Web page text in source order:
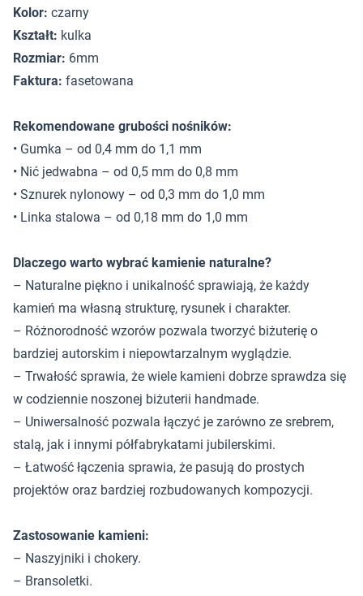
Kolor: czarny
Kształt: kulka
Rozmiar: 6mm
Faktura: fasetowana
Rekomendowane grubości nośników:
• Gumka – od 0,4 mm do 1,1 mm
• Nić jedwabna – od 0,5 mm do 0,8 mm
• Sznurek nylonowy – od 0,3 mm do 1,0 mm
• Linka stalowa – od 0,18 mm do 1,0 mm
Dlaczego warto wybrać kamienie naturalne?
– Naturalne piękno i unikalność sprawiają, że każdy
kamień ma własną strukturę, rysunek i charakter.
– Różnorodność wzorów pozwala tworzyć biżuterię o
bardziej autorskim i niepowtarzalnym wyglądzie.
– Trwałość sprawia, że wiele kamieni dobrze sprawdza się
w codziennie noszonej biżuterii handmade.
– Uniwersalność pozwala łączyć je zarówno ze srebrem,
stalą, jak i innymi półfabrykatami jubilerskimi.
– Łatwość łączenia sprawia, że pasują do prostych
projektów oraz bardziej rozbudowanych kompozycji.
Zastosowanie kamieni:
– Naszyjniki i chokery.
– Bransoletki.